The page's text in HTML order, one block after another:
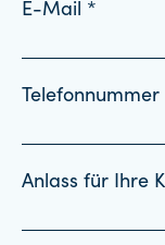
E-Mail *
Telefonnummer
Anlass für Ihre